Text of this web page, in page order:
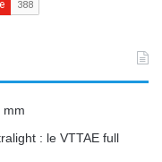
a
r
mm
: le VTTAE full